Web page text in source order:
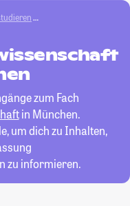
zum Fach
in München.
um dich zu Inhalten,
zu informieren.